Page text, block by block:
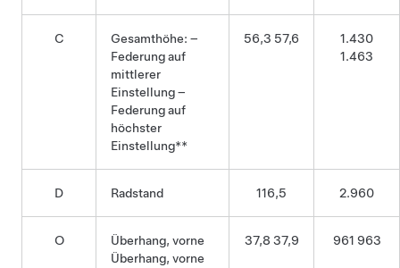
C
Gesamthöhe: –
Federung auf
mittlerer
Einstellung –
Federung auf
höchster
Einstellung**
56,3 57,6
1.430
1.463
D Radstand 116,5 2.960
O
Überhang, vorne
Überhang, vorne
37,8 37,9 961 963